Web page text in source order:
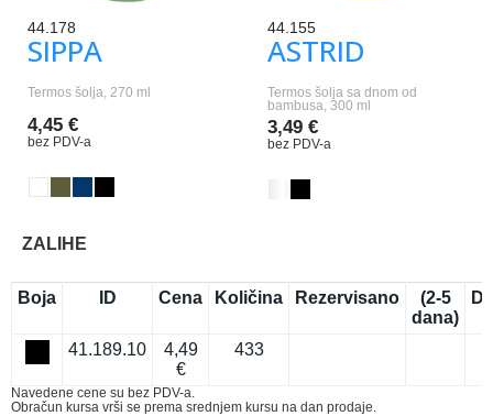
44.178
SIPPA
Termos šolja, 270 ml
4,45 €
bez PDV-a
44.155
ASTRID
Termos šolja sa dnom od
bambusa, 300 ml
3,49 €
bez PDV-a
ZALIHE
Boja ID Cena Količina Rezervisano
(2-5
dana)
41.189.10
4,49
€
433
Navedene cene su bez PDV-a.
Obračun kursa vrši se prema srednjem kursu na dan prodaje.